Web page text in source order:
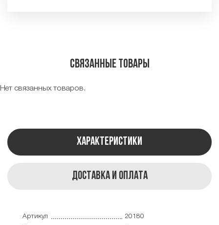
Связанные товары
Нет связанных товаров.
Характеристики
Доставка и оплата
Артикул
20180